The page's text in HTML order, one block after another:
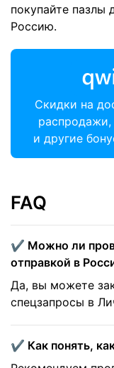
покупайте пазлы
Россию.
Скидки на
распродажи,
и другие
FAQ
✔️ Можно ли
отправкой в
Да, вы можете
спецзапросы в
✔️ Как понять,